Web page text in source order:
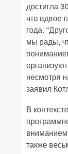
достигла
что вдвое
года.
мы рады,
несмотря
заявил
В
вниманием
также